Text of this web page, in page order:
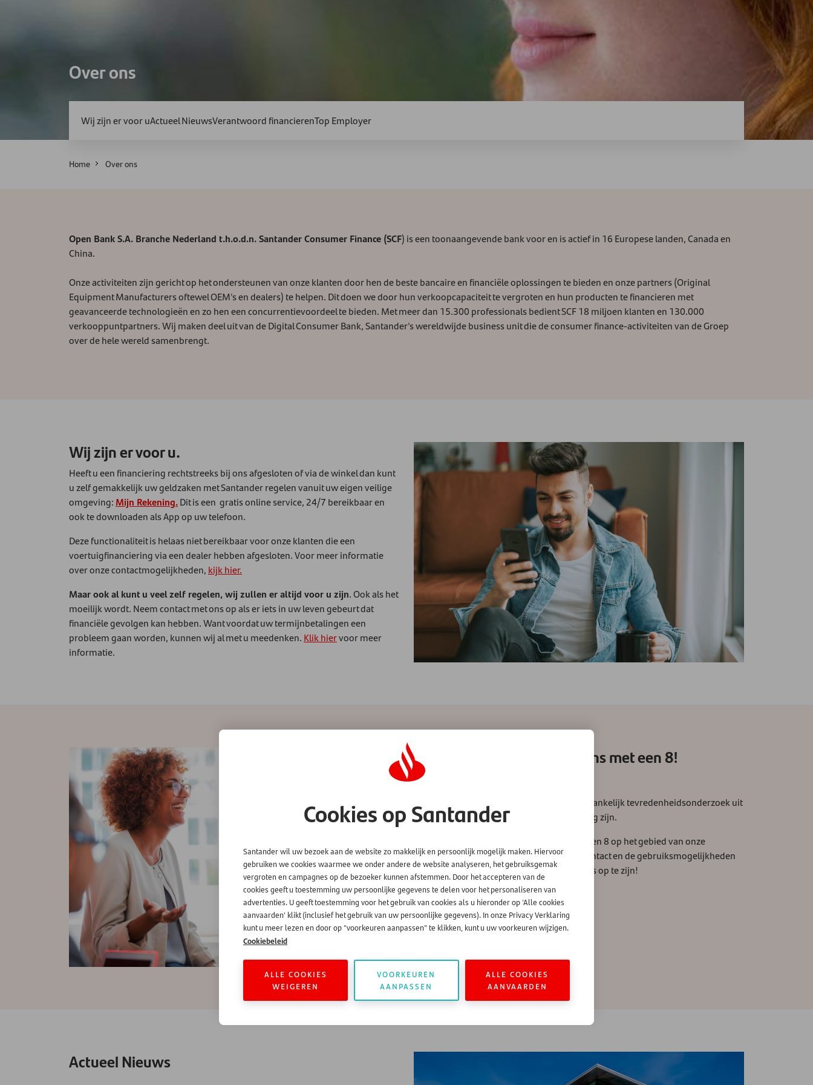
Over ons
Wij zijn er voor uActueel NieuwsVerantwoord financierenTop Employer
Home Over ons
Open Bank S.A. Branche Nederland t.h.o.d.n. Santander Consumer Finance (SCF) is een toonaangevende bank voor en is actief in 16 Europese landen, Canada en
China.
Onze activiteiten zijn gericht op het ondersteunen van onze klanten door hen de beste bancaire en financiële oplossingen te bieden en onze partners (Original
Equipment Manufacturers oftewel OEM's en dealers) te helpen. Dit doen we door hun verkoopcapaciteit te vergroten en hun producten te financieren met
geavanceerde technologieën en zo hen een concurrentievoordeel te bieden. Met meer dan 15.300 professionals bedient SCF 18 miljoen klanten en 130.000
verkooppuntpartners. Wij maken deel uit van de Digital Consumer Bank, Santander's wereldwijde business unit die de consumer finance-activiteiten van de Groep
over de hele wereld samenbrengt.
Wij zijn er voor u.
Heeft u een financiering rechtstreeks bij ons afgesloten of via de winkel dan kunt
u zelf gemakkelijk uw geldzaken met Santander regelen vanuit uw eigen veilige
omgeving: Mijn Rekening.Dit is een gratis online service, 24/7 bereikbaar en
ook te downloaden als App op uw telefoon.
Deze functionaliteit is helaas niet bereikbaar voor onze klanten die een
voertuigfinanciering via een dealer hebben afgesloten. Voor meer informatie
over onze contactmogelijkheden, kijk hier.
Maar ook al kunt u veel zelf regelen, wij zullen er altijd voor u zijn. Ook als het
moeilijk wordt. Neem contact met ons op als er iets in uw leven gebeurt dat
financiële gevolgen kan hebben. Want voordat uw termijnbetalingen een
probleem gaan worden, kunnen wij al met u meedenken. Klik hiervoor meer
informatie.
Onze klanten beoordelen ons met een 8!
Elk jaar voert de Santander Groep een onafhankelijk tevredenheidsonderzoek uit
in de verschillende landen waar wij aanwezig zijn.
Onze klanten hebben ons beoordeeld met een 8 op het gebied van onze
dienstverlening. Hierin worden ons klantcontact en de gebruiksmogelijkheden
het best gewaardeerd. Een cijfer om erg trots op te zijn!
Actueel Nieuws
Cookies op Santander
Santander wil uw bezoek aan de website zo makkelijk en persoonlijk mogelijk maken. Hiervoor
gebruiken we cookies waarmee we onder andere de website analyseren, het gebruiksgemak
vergroten en campagnes op de bezoeker kunnen afstemmen. Door het accepteren van de
cookies geeft u toestemming uw persoonlijke gegevens te delen voor het personaliseren van
advertenties. U geeft toestemming voor het gebruik van cookies als u hieronder op 'Alle cookies
aanvaarden' klikt (inclusief het gebruik van uw persoonlijke gegevens). In onze Privacy Verklaring
kunt u meer lezen en door op "voorkeuren aanpassen" te klikken, kunt u uw voorkeuren wijzigen.
Cookiebeleid
ALLE COOKIES
WEIGEREN
VOORKEUREN
AANPASSEN
ALLE COOKIES
AANVAARDEN